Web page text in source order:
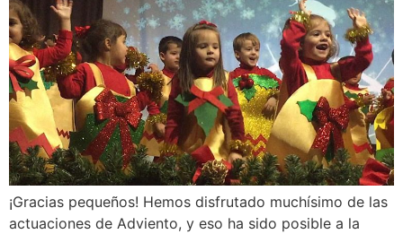
¡Gracias pequeños! Hemos disfrutado muchísimo de las
actuaciones de Adviento, y eso ha sido posible a la